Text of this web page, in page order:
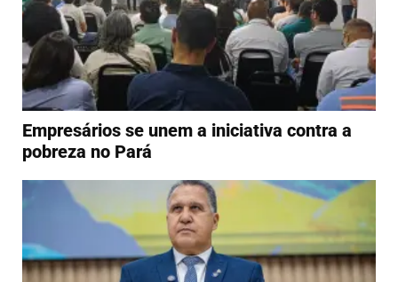
Empresários se unem a iniciativa contra a
pobreza no Pará